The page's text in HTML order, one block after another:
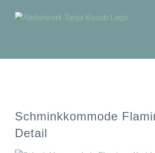
Inhalt
Schminkkommode
Detail